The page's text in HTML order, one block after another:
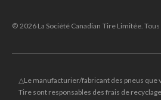
© 2026 La Société Canadian Tire Limitée.
△Le manufacturier/fabricant des pneus que
Tire sont responsables des frais de